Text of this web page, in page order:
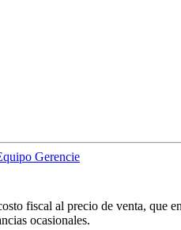
Gerencie
fiscal al precio de venta, que
ocasionales.